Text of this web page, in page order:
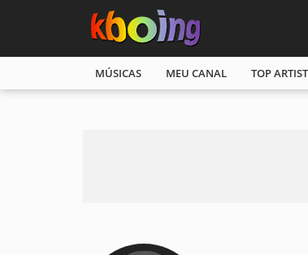
MÚSICAS MEU CANAL TOP